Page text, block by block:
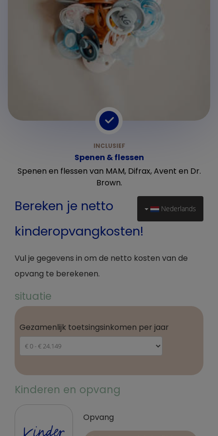
Spenen & flessen
Spenen en flessen van MAM, Difrax, Avent en Dr.
Brown.